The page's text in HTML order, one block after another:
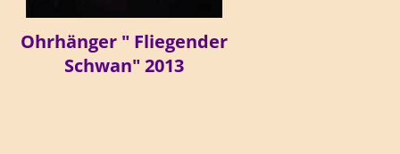
Ohrhänger " Fliegender
Schwan" 2013